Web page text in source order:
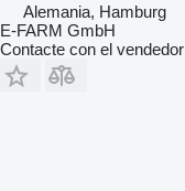
Alemania, Hamburg
E-FARM GmbH
Contacte con el vendedor